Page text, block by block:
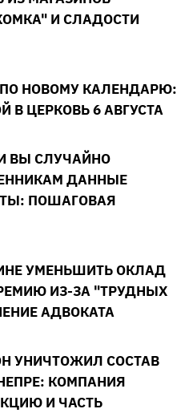
И СЛАДОСТИ
НОВОМУ КАЛЕНДАРЮ:
В ЦЕРКОВЬ 6 АВГУСТА
ВЫ СЛУЧАЙНО
ДАННЫЕ
ПОШАГОВАЯ
УМЕНЬШИТЬ ОКЛАД
ИЗ-ЗА "ТРУДНЫХ
АДВОКАТА
УНИЧТОЖИЛ СОСТАВ
КОМПАНИЯ
И ЧАСТЬ